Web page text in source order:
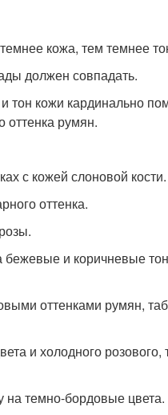
кожа, тем темнее
должен совпадать.
тон кожи кардинально
оттенка румян.
с кожей слоновой кости.
оттенка.
бежевые и коричневые
оттенками румян,
и холодного розового,
на темно-бордовые цвета.